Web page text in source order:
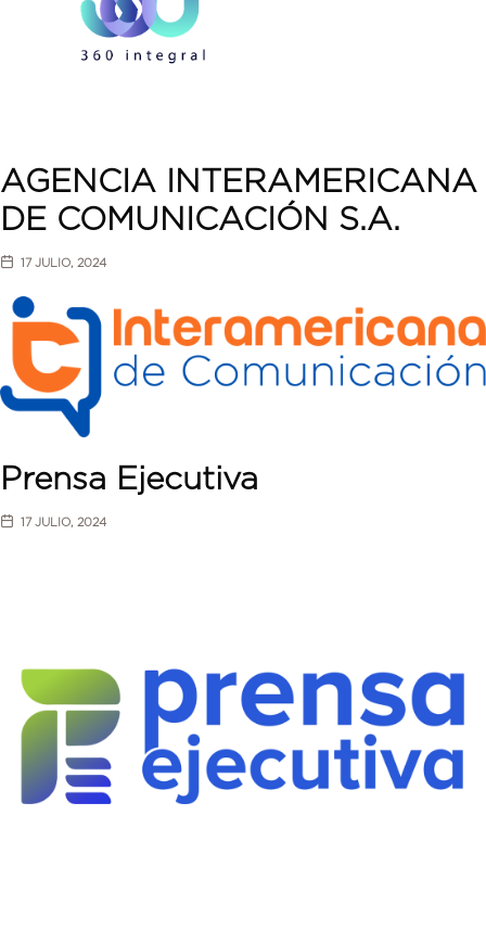
AGENCIA INTERAMERICANA
DE COMUNICACIÓN S.A.
17 JULIO, 2024
Prensa Ejecutiva
17 JULIO, 2024